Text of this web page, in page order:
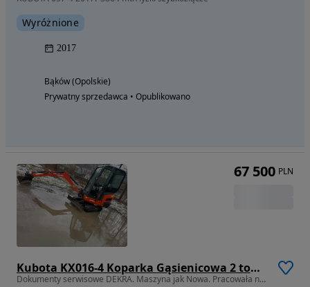
Wyróżnione
2017
Bąków (Opolskie)
Prywatny sprzedawca • Opublikowano
Kubota KX016-4 Koparka Gąsienicowa 2 tony. DEKRA aktualna do 2026r. Rozsuwane Hydr. podwozie! Sprowadzona z Gospodarstwa Norweskiego! Zero luzów i wycieków. Maszyna jak Nowa z Salonu! 2016rok. Pełna Dokumentacja. Gąsienice bez zużycia! Łyżka Skarpowa! Szybkozłącze! szybka wolna jazda. Ani deka luzów i wycieków. OKAZJA
Dokumenty serwisowe DEKRA. Maszyna jak Nowa. Pracowała na pusto OKAZJA
67 500 PLN